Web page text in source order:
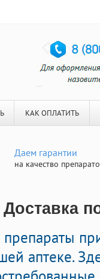
КАК ОПЛАТИТЬ
Даем гарантии
на качество
аптеке.